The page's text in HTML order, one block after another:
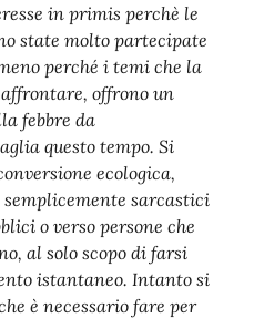
in primis perchè le
state molto partecipate
perché i temi che la
offrono un
febbre da
questo tempo. Si
ecologica,
sarcastici
o verso persone che
al solo scopo di farsi
istantaneo. Intanto si
è necessario fare per